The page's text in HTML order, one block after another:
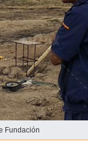
Fundación